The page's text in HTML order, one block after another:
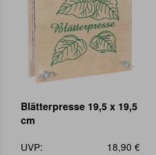
Blätterpresse 19,5 x 19,5
cm
UVP:
18,90 €